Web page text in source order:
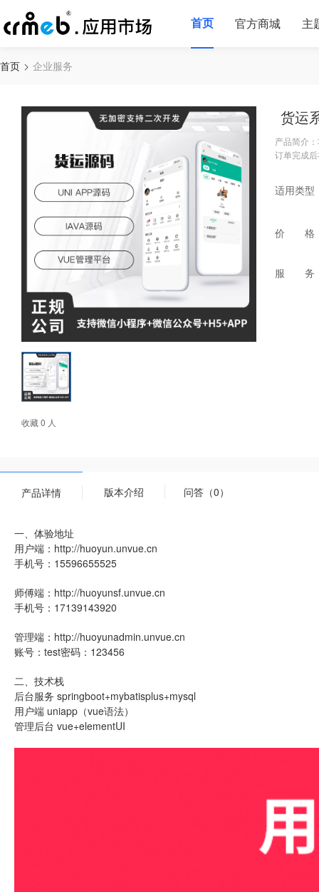
首页 官方商城 主
首页 企业服务
收藏 0 人
货运
产品简介
订单完成
适用类型
价 格
服 务
产品详情 版本介绍 问答（0）
一、体验地址
用户端：http://huoyun.unvue.cn
手机号：15596655525
师傅端：http://huoyunsf.unvue.cn
手机号：17139143920
管理端：http://huoyunadmin.unvue.cn
账号：test密码：123456
二、技术栈
后台服务 springboot+mybatisplus+mysql
用户端 uniapp（vue语法）
管理后台 vue+elementUI